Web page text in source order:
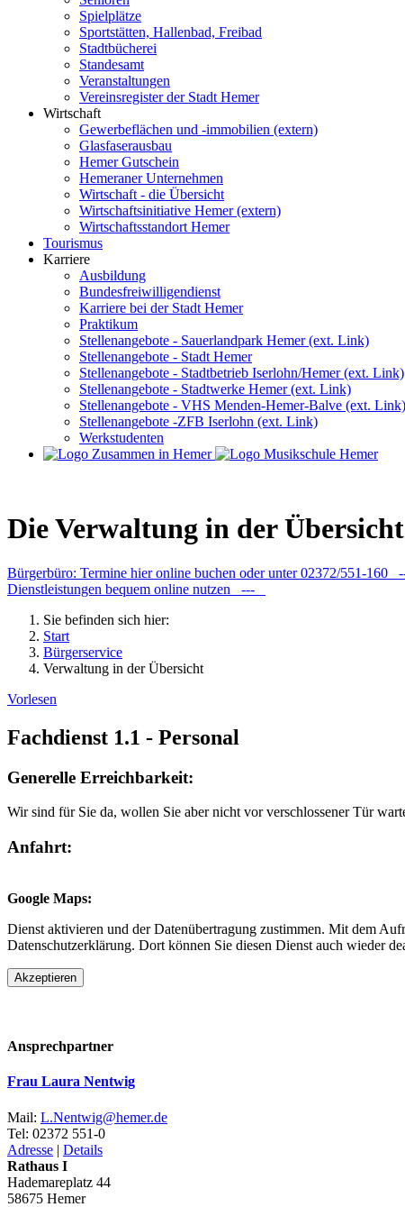
Spielplätze
Sportstätten, Hallenbad, Freibad
Stadtbücherei
Standesamt
Veranstaltungen
Vereinsregister der Stadt Hemer
Wirtschaft
Gewerbeflächen und -immobilien (extern)
Glasfaserausbau
Hemer Gutschein
Hemeraner Unternehmen
Wirtschaft - die Übersicht
Wirtschaftsinitiative Hemer (extern)
Wirtschaftsstandort Hemer
Tourismus
Karriere
Ausbildung
Bundesfreiwilligendienst
Karriere bei der Stadt Hemer
Praktikum
Stellenangebote - Sauerlandpark Hemer (ext. Link)
Stellenangebote - Stadt Hemer
Stellenangebote - Stadtbetrieb Iserlohn/Hemer (ext. Link)
Stellenangebote - Stadtwerke Hemer (ext. Link)
Stellenangebote - VHS Menden-Hemer-Balve (ext. Link)
Stellenangebote -ZFB Iserlohn (ext. Link)
Werkstudenten
Die Verwaltung in der Übersicht
Bürgerbüro: Termine hier online buchen oder unter 02372/551-160
Dienstleistungen bequem online nutzen ---
Sie befinden sich hier:
Start
Bürgerservice
Verwaltung in der Übersicht
Vorlesen
Fachdienst 1.1 - Personal
Generelle Erreichbarkeit:
Wir sind für Sie da, wollen Sie aber nicht vor verschlossener Tür
Anfahrt:
Google Maps:
Dienst aktivieren und der Datenübertragung zustimmen. Mit dem
Datenschutzerklärung. Dort können Sie diesen Dienst auch wieder
Akzeptieren
Ansprechpartner
Frau Laura Nentwig
Mail: L.Nentwig@​hemer.de
Tel: 02372 551-0
Adresse | Details
Rathaus I
Hademareplatz 44
58675 Hemer